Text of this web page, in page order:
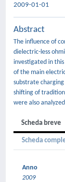
2009-01-01
Abstract
The influence of
dielectric-less
investigated in
of the main
substrate
shifting of
were also
Scheda breve
Scheda
Anno
2009